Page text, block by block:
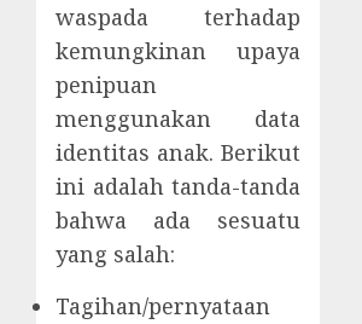
waspada terhadap
kemungkinan upaya
penipuan
menggunakan data
identitas anak. Berikut
ini adalah tanda-tanda
bahwa ada sesuatu
yang salah:
Tagihan/pernyataan